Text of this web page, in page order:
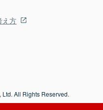
え方
Ltd. All Rights Reserved.